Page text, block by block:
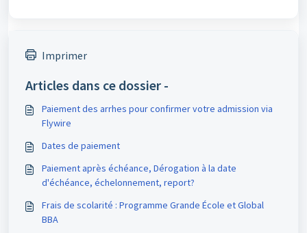
Imprimer
Articles dans ce dossier -
Paiement des arrhes pour confirmer votre admission via
Flywire
Dates de paiement
Paiement après échéance, Dérogation à la date
d'échéance, échelonnement, report?
Frais de scolarité : Programme Grande École et Global
BBA